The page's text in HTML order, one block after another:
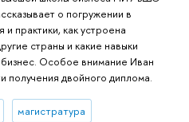
о погружении в
практики, как устроена
страны и какие навыки
Особое внимание Иван
получения двойного диплома.
магистратура